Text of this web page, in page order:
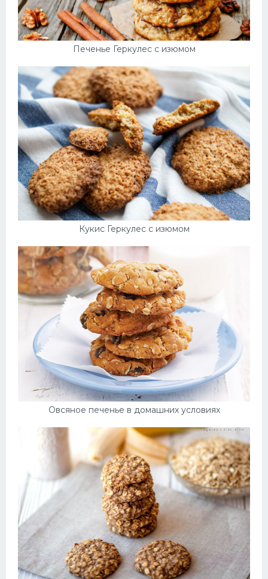
Печенье Геркулес с изюмом
Кукис Геркулес с изюмом
Овсяное печенье в домашних условиях